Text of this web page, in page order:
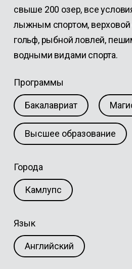
свыше 200 озер, все
лыжным спортом, верховой
гольф, рыбной ловлей,
водными видами спорта.
Программы
Бакалавриат
Высшее образование
Города
Камлупс
Язык
Английский